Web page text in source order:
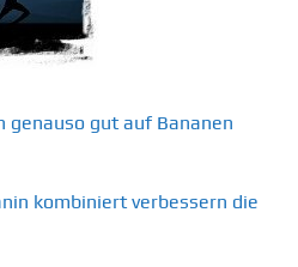
genauso gut auf Bananen
kombiniert verbessern die